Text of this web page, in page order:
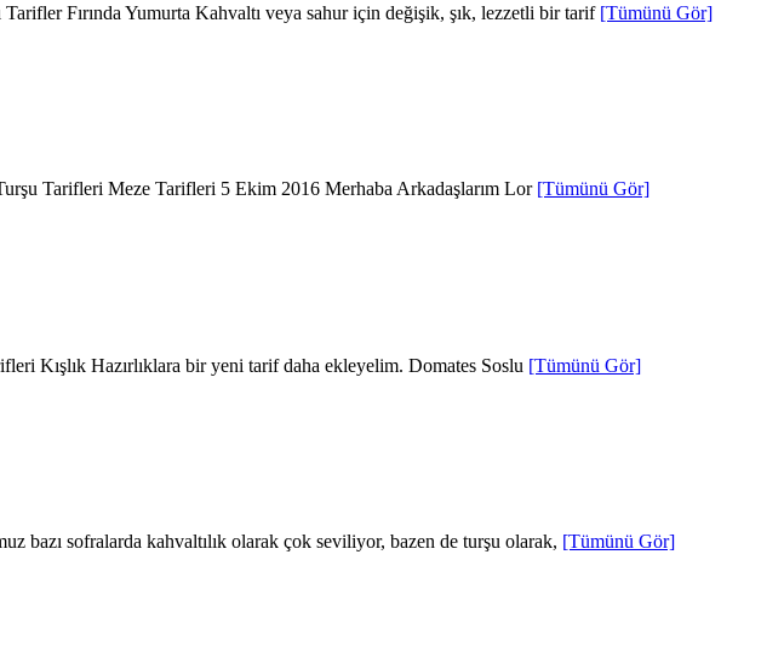
Fırında Yumurta Kahvaltı veya sahur için değişik, şık, lezzetli bir tarif [Tümünü Gör]
Tarifleri Meze Tarifleri 5 Ekim 2016 Merhaba Arkadaşlarım Lor [Tümünü Gör]
Kışlık Hazırlıklara bir yeni tarif daha ekleyelim. Domates Soslu [Tümünü Gör]
bazı sofralarda kahvaltılık olarak çok seviliyor, bazen de turşu olarak, [Tümünü Gör]